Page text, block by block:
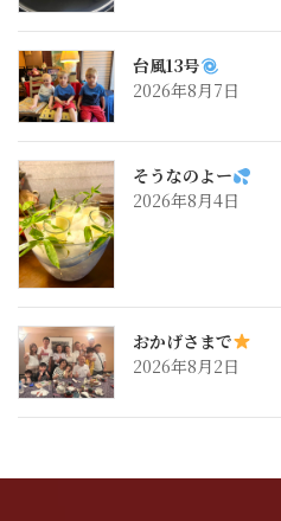
台風13号
2026年8月7日
そうなのよー
2026年8月4日
おかげさまで
2026年8月2日